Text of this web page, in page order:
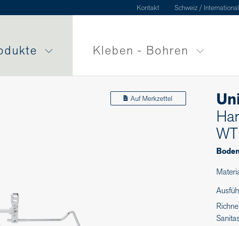
Kontakt Schweiz /
Kleben - Bohren
Auf Merkzettel